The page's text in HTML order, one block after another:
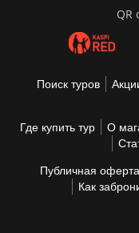
QR
Поиск туров
Где купить тур О
Публичная оферта
Как